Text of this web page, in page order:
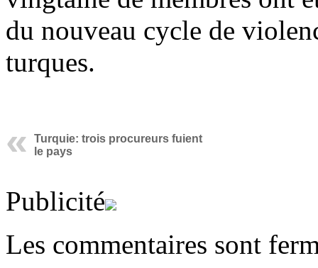
du nouveau cycle de
turques.
Turquie: trois procureurs fuient
le pays
Publicité
Les commentaires sont